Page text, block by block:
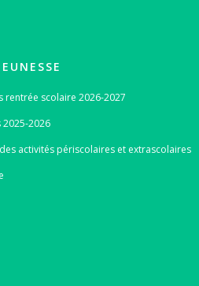
rentrée scolaire 2026-2027
2026
activités périscolaires et extrascolaires